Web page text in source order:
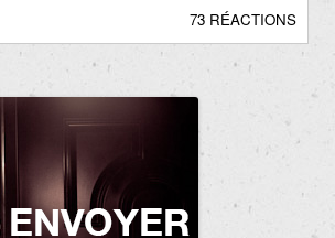
73 RÉACTIONS